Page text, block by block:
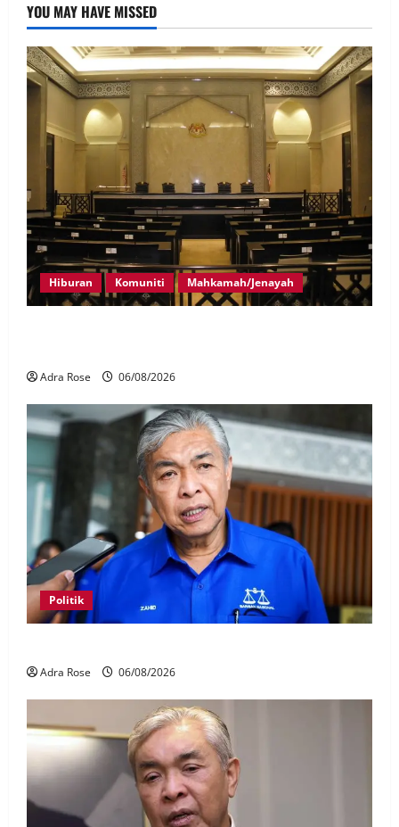
YOU MAY HAVE MISSED
Hiburan Komuniti Mahkamah/Jenayah
Adra Rose 06/08/2026
Politik
Adra Rose 06/08/2026